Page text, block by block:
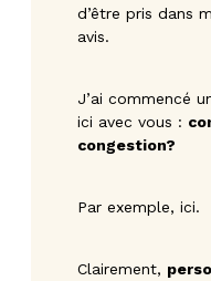
d’être pris dans
avis.
J’ai commencé
ici avec vous :
congestion?
Par exemple, ici.
Clairement,